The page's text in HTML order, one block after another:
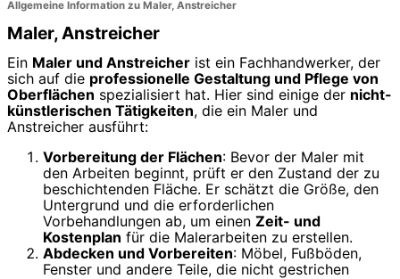
Allgemeine Information zu Maler, Anstreicher
Maler, Anstreicher
Ein Maler und Anstreicher ist ein Fachhandwerker, der
sich auf die professionelle Gestaltung und Pflege von
Oberflächen spezialisiert hat. Hier sind einige der nicht-
künstlerischen Tätigkeiten, die ein Maler und
Anstreicher ausführt:
Vorbereitung der Flächen: Bevor der Maler mit
den Arbeiten beginnt, prüft er den Zustand der zu
beschichtenden Fläche. Er schätzt die Größe, den
Untergrund und die erforderlichen
Vorbehandlungen ab, um einen Zeit- und
Kostenplan für die Malerarbeiten zu erstellen.
Abdecken und Vorbereiten: Möbel, Fußböden,
Fenster und andere Teile, die nicht gestrichen